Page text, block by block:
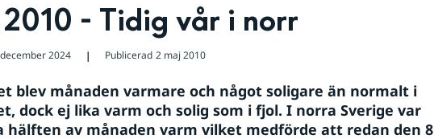
- Tidig vår i norr
2024 ❘ Publicerad 2 maj 2010
blev månaden varmare och något soligare än normalt i
dock ej lika varm och solig som i fjol. I norra Sverige var
hälften av månaden varm vilket medförde att redan den 8